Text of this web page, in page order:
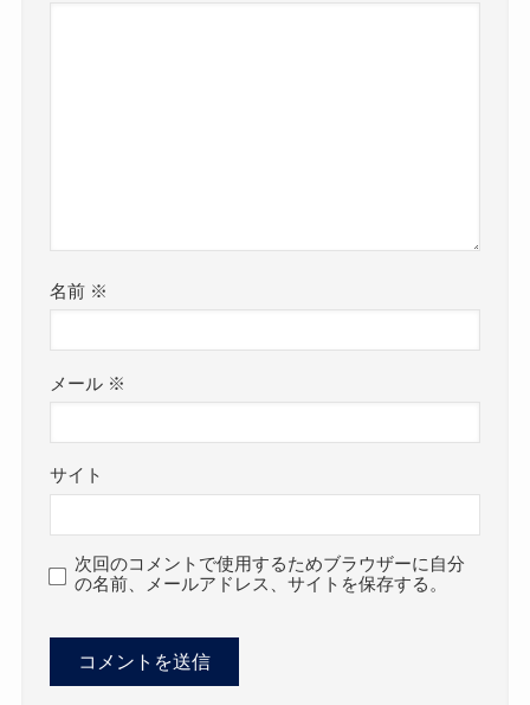
名前 ※
メール ※
サイト
次回のコメントで使用するためブラウザーに自分
の名前、メールアドレス、サイトを保存する。